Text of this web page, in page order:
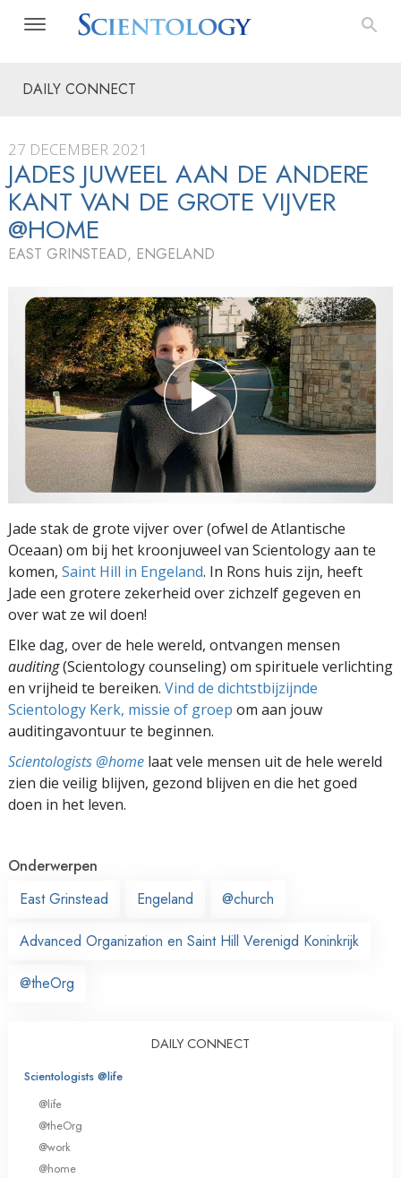
DAILY CONNECT
27 DECEMBER 2021
JADES JUWEEL AAN DE ANDERE
KANT VAN DE GROTE VIJVER
@HOME
EAST GRINSTEAD, ENGELAND
Jade stak de grote vijver over (ofwel de Atlantische
Oceaan) om bij het kroonjuweel van Scientology aan te
komen, Saint Hill in Engeland. In Rons huis zijn, heeft
Jade een grotere zekerheid over zichzelf gegeven en
over wat ze wil doen!
Elke dag, over de hele wereld, ontvangen mensen
auditing(Scientology counseling) om spirituele verlichting
en vrijheid te bereiken. Vind de dichtstbijzijnde
Scientology Kerk, missie of groep om aan jouw
auditingavontuur te beginnen.
Scientologists @home laat vele mensen uit de hele wereld
zien die veilig blijven, gezond blijven en die het goed
doen in het leven.
Onderwerpen
East Grinstead
Engeland @church
Advanced Organization en Saint Hill Verenigd Koninkrijk
@theOrg
DAILY CONNECT
Scientologists @life
@life
@theOrg
@work
@home